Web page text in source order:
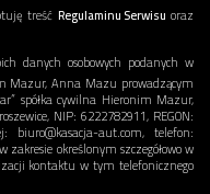
treść Regulaminu Serwisu oraz
danych osobowych podanych w
Anna Mazu prowadzącym
spółka cywilna Hieronim Mazur,
NIP: 6222782911, REGON:
biuro@kasacja-aut.com, telefon:
określonym szczegółowo w
kontaktu w tym telefonicznego